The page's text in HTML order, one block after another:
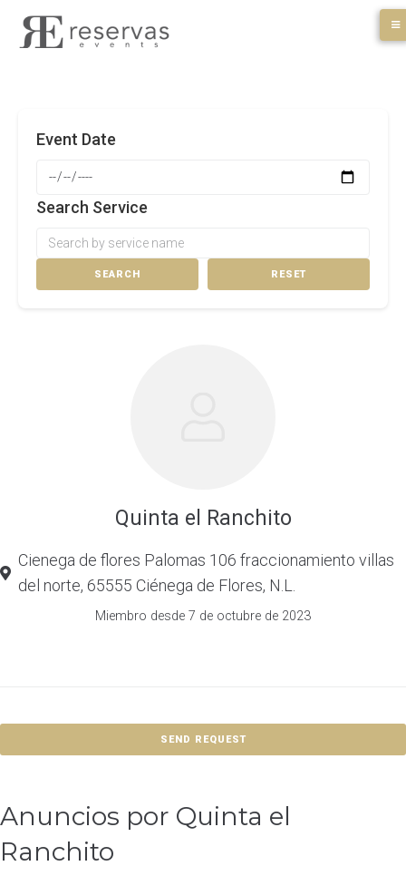
Event Date
Search Service
SEARCH RESET
Quinta el Ranchito
Cienega de flores Palomas 106 fraccionamiento villas
del norte, 65555 Ciénega de Flores, N.L.
Miembro desde 7 de octubre de 2023
SEND REQUEST
Anuncios por Quinta el
Ranchito